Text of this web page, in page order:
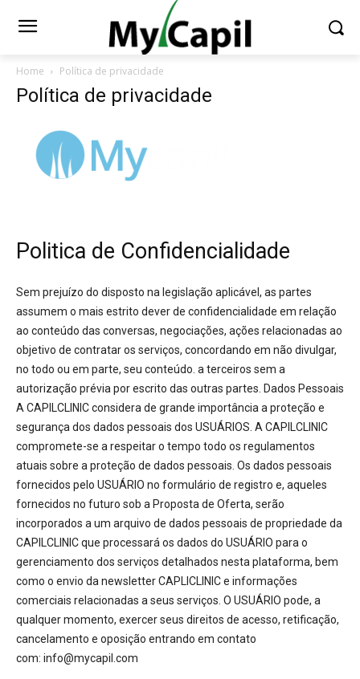
Home Política de privacidade
Política de privacidade
Politica de Confidencialidade
Sem prejuízo do disposto na legislação aplicável, as partes
assumem o mais estrito dever de confidencialidade em relação
ao conteúdo das conversas, negociações, ações relacionadas ao
objetivo de contratar os serviços, concordando em não divulgar,
no todo ou em parte, seu conteúdo. a terceiros sem a
autorização prévia por escrito das outras partes. Dados Pessoais
A CAPILCLINIC considera de grande importância a proteção e
segurança dos dados pessoais dos USUÁRIOS. A CAPILCLINIC
compromete-se a respeitar o tempo todo os regulamentos
atuais sobre a proteção de dados pessoais. Os dados pessoais
fornecidos pelo USUÁRIO no formulário de registro e, aqueles
fornecidos no futuro sob a Proposta de Oferta, serão
incorporados a um arquivo de dados pessoais de propriedade da
CAPILCLINIC que processará os dados do USUÁRIO para o
gerenciamento dos serviços detalhados nesta plataforma, bem
como o envio da newsletter CAPLICLINIC e informações
comerciais relacionadas a seus serviços. O USUÁRIO pode, a
qualquer momento, exercer seus direitos de acesso, retificação,
cancelamento e oposição entrando em contato
com: info@mycapil.com